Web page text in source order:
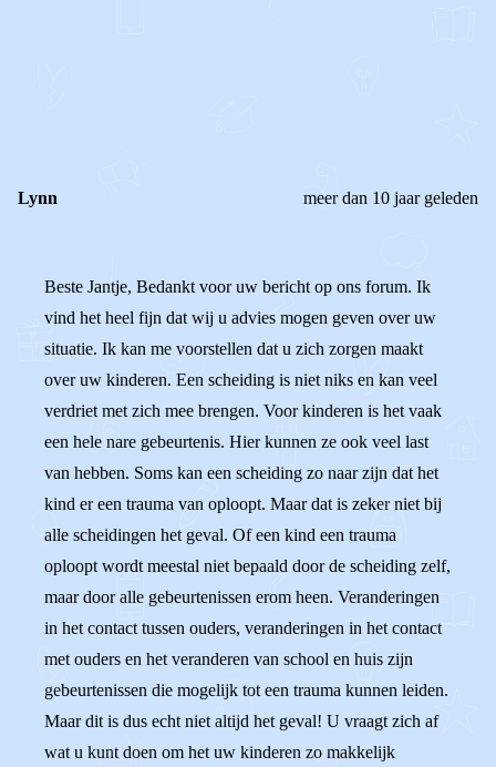
Lynn meer dan 10 jaar geleden
Beste Jantje, Bedankt voor uw bericht op ons forum. Ik
vind het heel fijn dat wij u advies mogen geven over uw
situatie. Ik kan me voorstellen dat u zich zorgen maakt
over uw kinderen. Een scheiding is niet niks en kan veel
verdriet met zich mee brengen. Voor kinderen is het vaak
een hele nare gebeurtenis. Hier kunnen ze ook veel last
van hebben. Soms kan een scheiding zo naar zijn dat het
kind er een trauma van oploopt. Maar dat is zeker niet bij
alle scheidingen het geval. Of een kind een trauma
oploopt wordt meestal niet bepaald door de scheiding zelf,
maar door alle gebeurtenissen erom heen. Veranderingen
in het contact tussen ouders, veranderingen in het contact
met ouders en het veranderen van school en huis zijn
gebeurtenissen die mogelijk tot een trauma kunnen leiden.
Maar dit is dus echt niet altijd het geval! U vraagt zich af
wat u kunt doen om het uw kinderen zo makkelijk